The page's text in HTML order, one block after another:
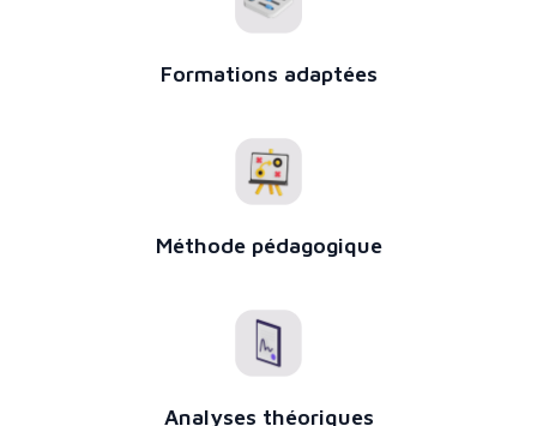
Formations adaptées
Méthode pédagogique
Analyses théoriques